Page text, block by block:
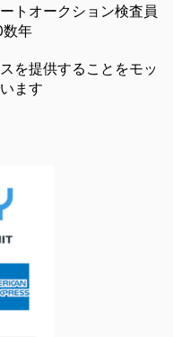
トオークション検査員
数年
を提供することをモッ
ます